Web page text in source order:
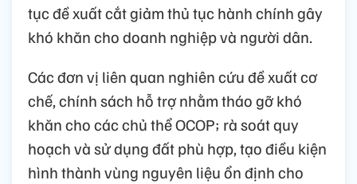
tục đề xuất cắt giảm thủ tục hành chính gây
khó khăn cho doanh nghiệp và người dân.
Các đơn vị liên quan nghiên cứu đề xuất cơ
chế, chính sách hỗ trợ nhằm tháo gỡ khó
khăn cho các chủ thể OCOP; rà soát quy
hoạch và sử dụng đất phù hợp, tạo điều kiện
hình thành vùng nguyên liệu ổn định cho